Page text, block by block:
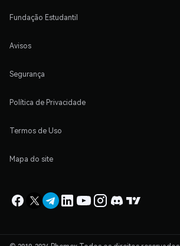
Fundação Estudantil
Avisos
Segurança
Política de Privacidade
Termos de Uso
Mapa do site